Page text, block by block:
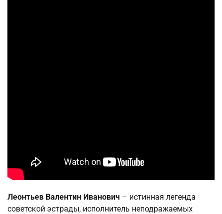
Леонтьев Валентин Иванович – истинная легенда
советской эстрады, исполнитель неподражаемых